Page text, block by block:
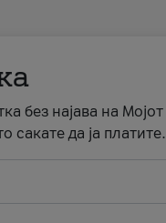
без најава на
сакате да ја платите.